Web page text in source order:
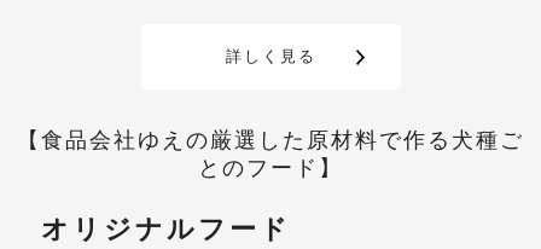
詳しく見る
【食品会社ゆえの厳選した原材料で作る犬種ご
とのフード】
オリジナルフード